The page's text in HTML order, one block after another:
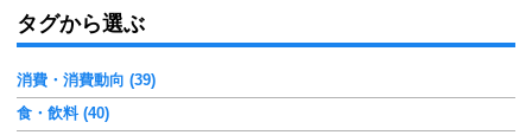
タグから選ぶ
消費・消費動向 (39)
食・飲料 (40)